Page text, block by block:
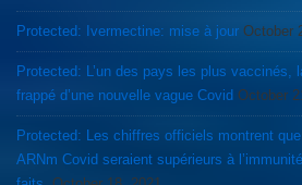
Protected: Ivermectine: mise à jour October
Protected: L’un des pays les plus vaccinés,
frappé d’une nouvelle vague Covid October
Protected: Les chiffres officiels montrent
ARNm Covid seraient supérieurs à